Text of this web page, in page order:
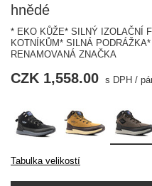
hnědé
* EKO KŮŽE* SILNÝ IZOLAČNÍ
KOTNÍKŮM* SILNÁ
RENAMOVANÁ ZNAČKA
Tabulka velikostí
CZK 1,558.00 s DPH /